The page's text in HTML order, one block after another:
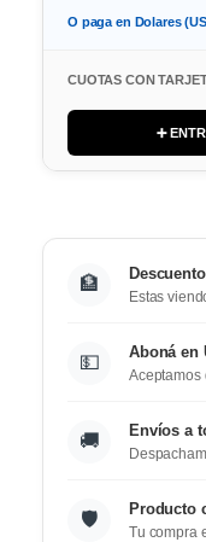
O paga en Dolares
CUOTAS CON
➕
🏦
Estas
💵 Aboná en
Aceptamos
🚚 Envíos a
🛡️ Producto
Tu compra